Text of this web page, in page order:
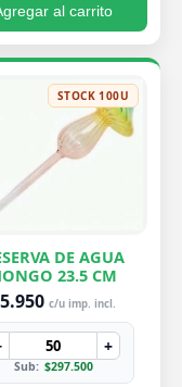
al carrito
STOCK 100U
DE AGUA
23.5 CM
c/u imp. incl.
+
Sub: $297.500